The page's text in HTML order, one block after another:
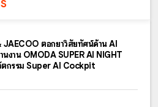
JAECOO ตอกย้ำวิสัยทัศน์ด้าน AI
งาน OMODA SUPER AI NIGHT
ตกรรม Super AI Cockpit